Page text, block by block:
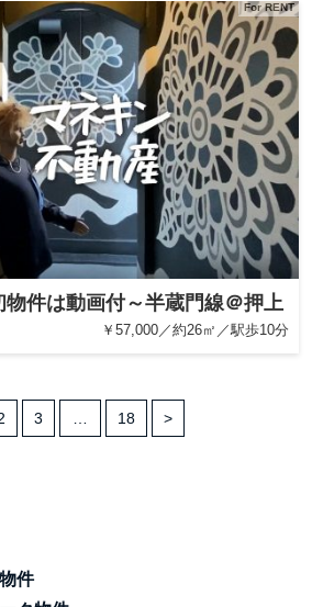
For RENT
件は動画付～半蔵門線＠押上
￥57,000／約26㎡／駅歩10分
3 18 >
件